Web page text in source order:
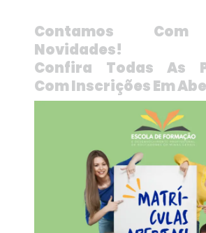
Contamos
Novidades!
Confira Todas As
Com Inscrições Em